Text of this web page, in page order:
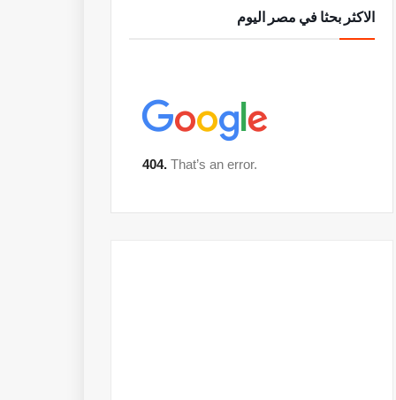
الاكثر بحثا في مصر اليوم